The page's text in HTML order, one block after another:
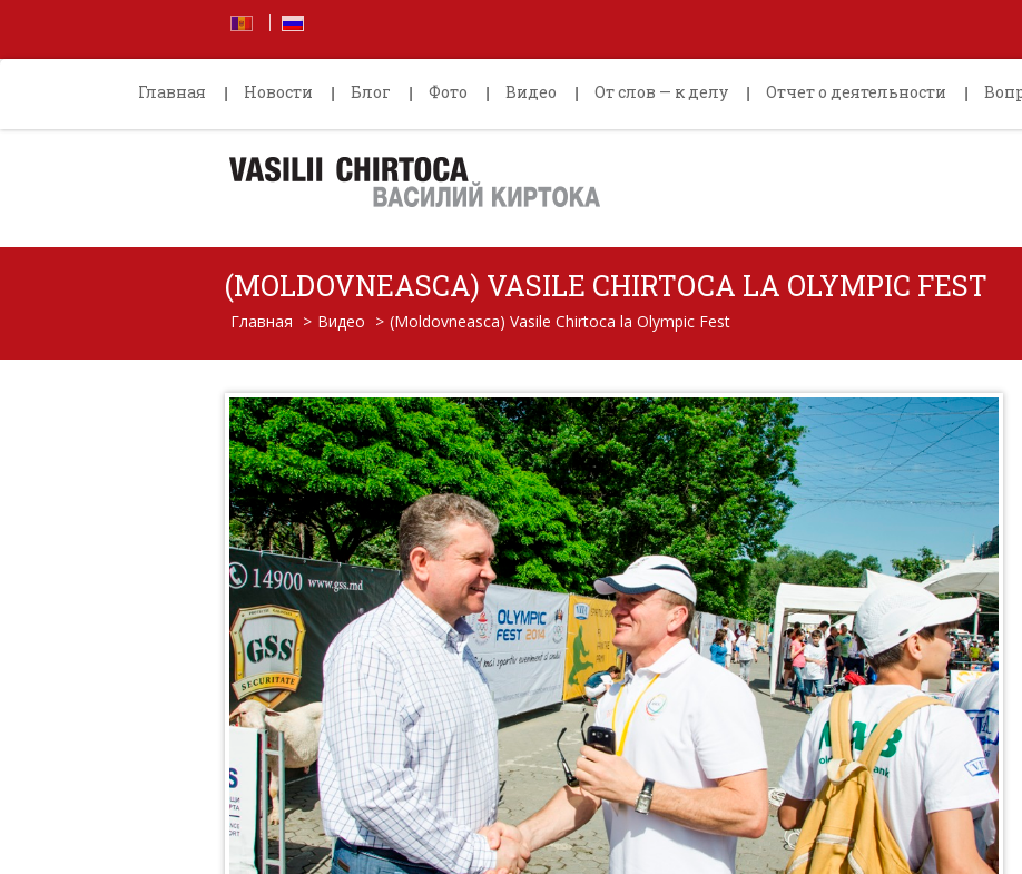
Главная Новости Блог Фото Видео От слов — к делу Отчет о деятельности
(MOLDOVNEASCA) VASILE CHIRTOCA LA OLYMPIC FEST
Главная > Видео > (Moldovneasca) Vasile Chirtoca la Olympic Fest